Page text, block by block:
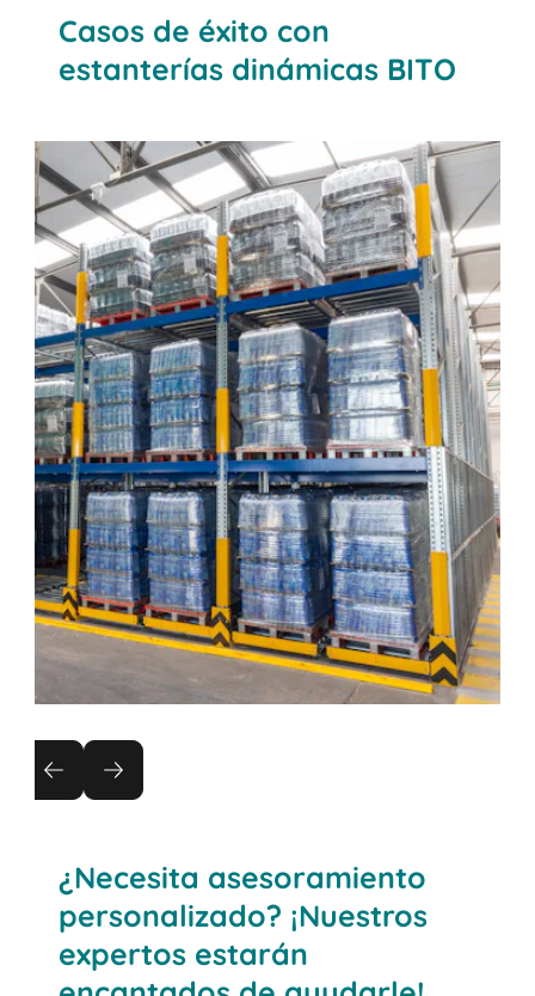
Casos de éxito con
estanterías dinámicas BITO
Premium Mix Group
más capacidad (288 frente a 96 palets),
procesos FIFO y pasillos separados para carga y
descarga que aceleran el picking en picos de
demanda.
¿Necesita asesoramiento
personalizado? ¡Nuestros
expertos estarán